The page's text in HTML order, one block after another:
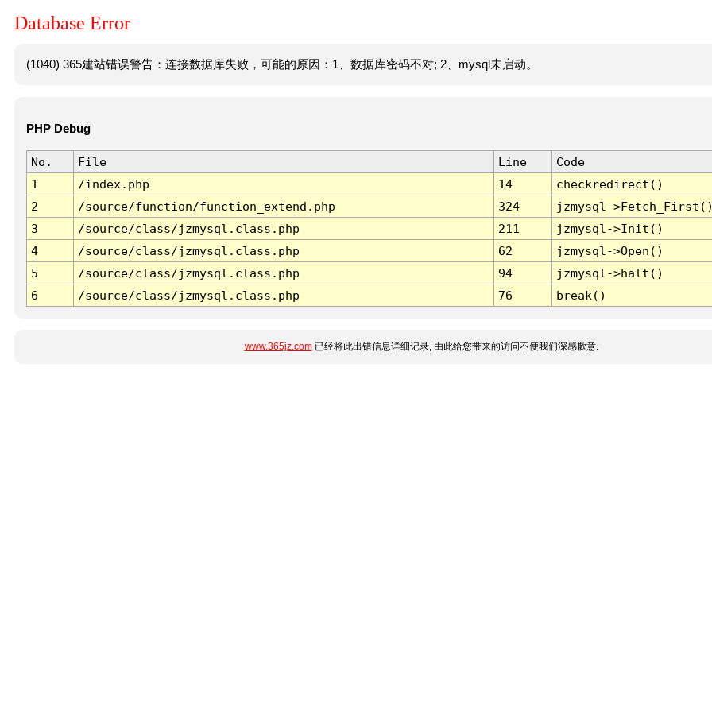
Database Error
(1040) 365建站错误警告：连接数据库失败，可能的原因：1、数据库密码不对; 2、mysql未启动。
PHP Debug
No. File Line
Code
1
/index.php 14
checkredirect()
2
/source/function/function_extend.php 324
jzmysql-
3
/source/class/jzmysql.class.php 211
jzmysql->Init()
4
/source/class/jzmysql.class.php 62
jzmysql->Open()
5
/source/class/jzmysql.class.php 94
jzmysql->halt()
6
/source/class/jzmysql.class.php 76 break()
www.365jz.com已经将此出错信息详细记录, 由此给您带来的访问不便我们深感歉意.